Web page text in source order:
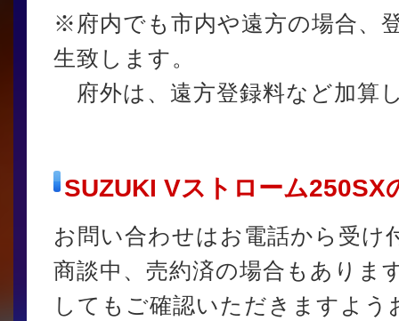
※府内でも市内や遠方の場合、
生致します。
府外は、遠方登録料など加算
SUZUKI Vストローム250SX
お問い合わせはお電話から受け
商談中、売約済の場合もありま
してもご確認いただきますよう